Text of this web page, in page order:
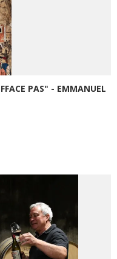
PAS" - EMMANUEL